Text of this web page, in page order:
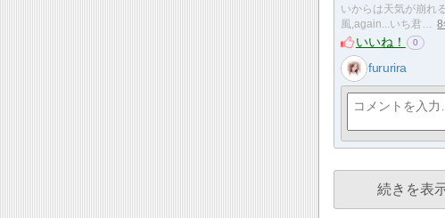
いからは天気が崩れ
風,again...いち君…
8
いいね！ 0
fururira
続きを表